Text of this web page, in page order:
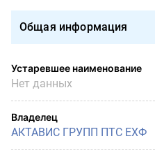
Общая информация
Устаревшее наименование
Нет данных
Владелец
АКТАВИС ГРУПП ПТС ЕХФ